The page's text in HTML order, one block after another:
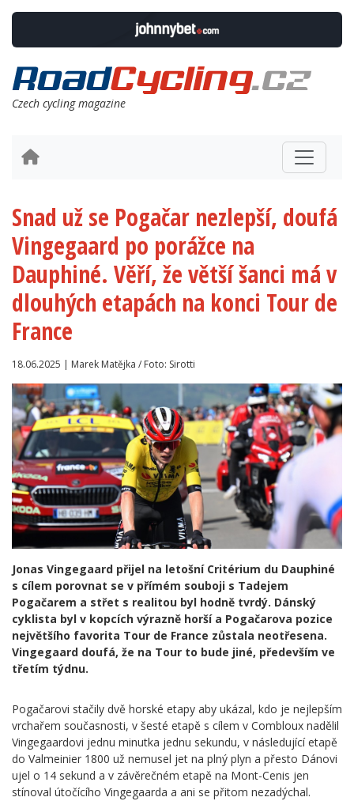
Czech cycling magazine
Snad už se Pogačar nezlepší, doufá
Vingegaard po porážce na
Dauphiné. Věří, že větší šanci má v
dlouhých etapách na konci Tour de
France
18.06.2025 | Marek Matějka / Foto: Sirotti
Jonas Vingegaard přijel na letošní Critérium du Dauphiné
s cílem porovnat se v přímém souboji s Tadejem
Pogačarem a střet s realitou byl hodně tvrdý. Dánský
cyklista byl v kopcích výrazně horší a Pogačarova pozice
největšího favorita Tour de France zůstala neotřesena.
Vingegaard doufá, že na Tour to bude jiné, především ve
třetím týdnu.
Pogačarovi stačily dvě horské etapy aby ukázal, kdo je nejlepším
vrchařem současnosti, v šesté etapě s cílem v Combloux nadělil
Vingegaardovi jednu minutka jednu sekundu, v následující etapě
do Valmeinier 1800 už nemusel jet na plný plyn a přesto Dánovi
ujel o 14 sekund a v závěrečném etapě na Mont-Cenis jen
stínoval útočícího Vingegaarda a ani se přitom nezadýchal.